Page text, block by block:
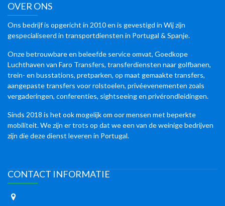
OVER ONS
Ons bedrijf is opgericht in 2010 en is gevestigd in Wij zijn
gespecialiseerd in transportdiensten in Portugal & Spanje.
Onze betrouwbare en beleefde service omvat, Goedkope
Luchthaven van Faro Transfers, transferdiensten naar golfbanen,
trein- en busstations, pretparken, op maat gemaakte transfers,
aangepaste transfers voor rolstoelen, privéevenementen zoals
vergaderingen, conferenties, sightseeing en privérondleidingen.
Sinds 2018 is het ook mogelijk om oor mensen met beperkte
mobiliteit. We zijn er trots op dat we een van de weinige bedrijven
zijn die deze dienst leveren in Portugal.
CONTACT INFORMATIE